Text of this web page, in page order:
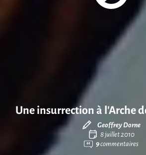
Une insurrection à l’Arche
Geoffrey Dorne
8 juillet 2010
9commentaires